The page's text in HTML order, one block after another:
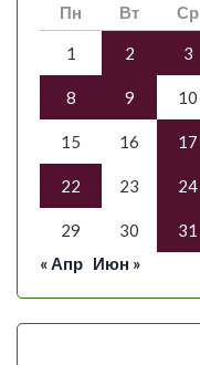
Пн
Вт Ср
1 2 3
8 9 10
15 16 17
22 23 24
29 30
31
« Апр Июн »